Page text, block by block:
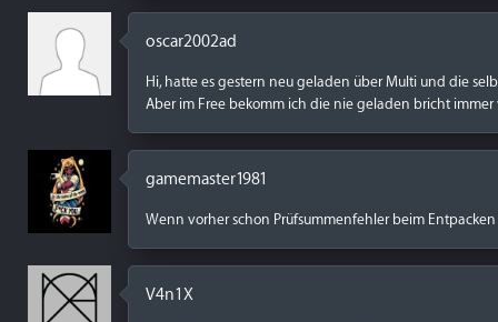
oscar2002ad
Hi, hatte es gestern neu geladen über Multi und die
Aber im Free bekomm ich die nie geladen bricht immer
gamemaster1981
Wenn vorher schon Prüfsummenfehler beim
V4n1X